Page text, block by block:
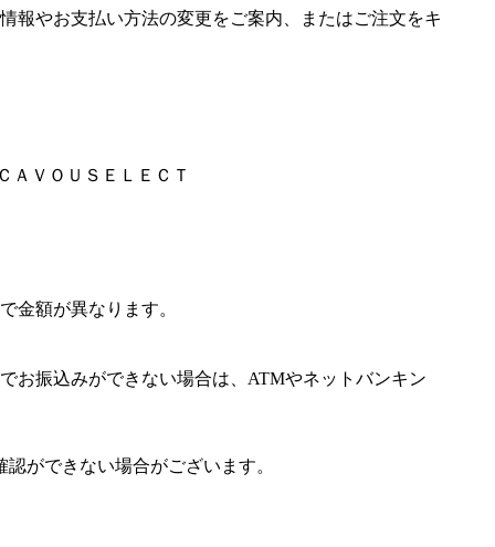
報やお支払い方法の変更をご案内、またはご注文をキ
ＡＶＯＵＳＥＬＥＣＴ
金額が異なります。
お振込みができない場合は、ATMやネットバンキン
ができない場合がございます。